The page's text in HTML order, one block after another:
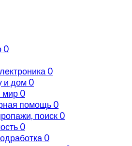
0
0
и дом 0
мир 0
помощь 0
поиск 0
0
0